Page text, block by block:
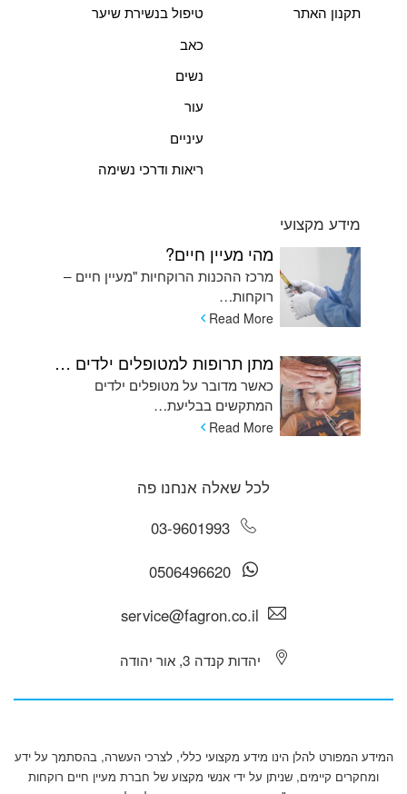
תקנון האתר
טיפול בנשירת שיער
כאב
נשים
עור
עיניים
ריאות ודרכי נשימה
מידע מקצועי
מהי מעיין חיים?
מרכז ההכנות הרוקחיות "מעיין חיים –
רוקחות…
Read More
מתן תרופות למטופלים ילדים המתקשים בשימוש בכדורים ומהן האלטרנטיבות
כאשר מדובר על מטופלים ילדים
המתקשים בבליעת…
Read More
לכל שאלה אנחנו פה
03-9601993
0506496620
service@fagron.co.il
יהדות קנדה 3, אור יהודה
המידע המפורט להלן הינו מידע מקצועי כללי, לצרכי העשרה, בהסתמך על ידע
ומחקרים קיימים, שניתן על ידי אנשי מקצוע של חברת מעיין חיים רוקחות